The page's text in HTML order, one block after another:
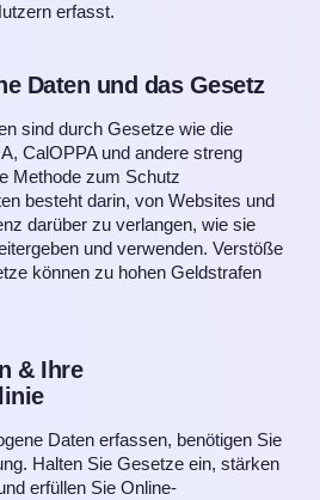
erfasst.
Daten und das Gesetz
sind durch Gesetze wie die
CalOPPA und andere streng
Methode zum Schutz
besteht darin, von Websites und
darüber zu verlangen, wie sie
und verwenden. Verstöße
können zu hohen Geldstrafen
& Ihre
Daten erfassen, benötigen Sie
Halten Sie Gesetze ein, stärken
erfüllen Sie Online-